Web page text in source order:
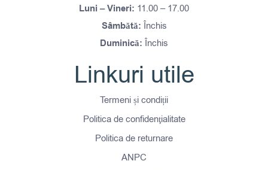
Luni – Vineri: 11.00 – 17.00
Sâmbătă: Închis
Duminică: Închis
Linkuri utile
Termeni și condiții
Politica de confidenţialitate
Politica de returnare
ANPC